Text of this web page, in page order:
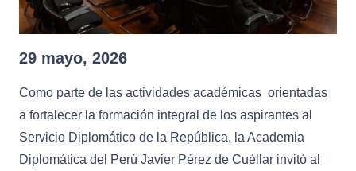
29 mayo, 2026
Como parte de las actividades académicas orientadas
a fortalecer la formación integral de los aspirantes al
Servicio Diplomático de la República, la Academia
Diplomática del Perú Javier Pérez de Cuéllar invitó al